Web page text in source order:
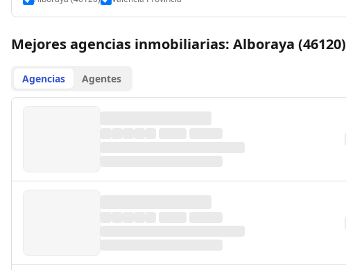
Mejores agencias inmobiliarias: Alboraya (46120)
Agencias Agentes